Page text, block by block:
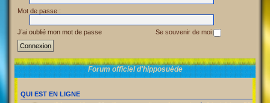
Mot de passe :
J’ai oublié mon mot de passe Se souvenir de moi
Forum officiel d'hipposuède
QUI EST EN LIGNE